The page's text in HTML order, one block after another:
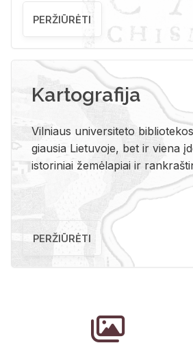
PERŽIŪRĖTI
Kartografija
Vil­niaus uni­ver­si­te­to
giau­sia Lie­tu­vo­je, bet ir vie­na
is­to­ri­niai že­mė­la­piai ir
PERŽIŪRĖTI